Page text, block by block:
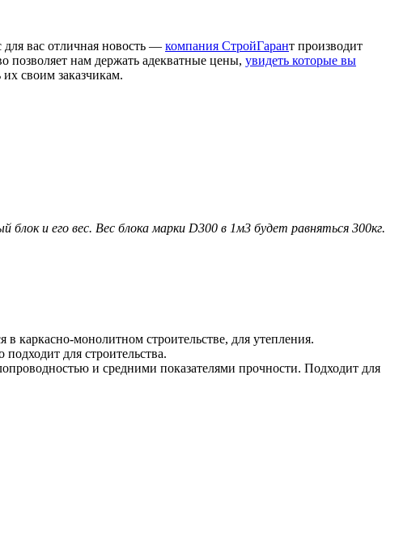
для вас отличная новость — компания СтройГарант производит
позволяет нам держать адекватные цены, увидеть которые вы
своим заказчикам.
и его вес. Вес блока марки D300 в 1м3 будет равняться 300кг.
каркасно-монолитном строительстве, для утепления.
для строительства.
и средними показателями прочности. Подходит для